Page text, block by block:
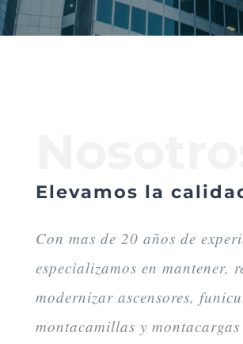
Elevamos la
Con mas de 20 años de
especializamos en mantener,
modernizar ascensores,
montacamillas y montacargas